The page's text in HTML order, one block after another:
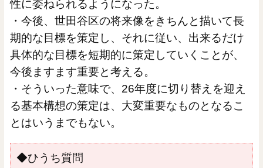
性に委ねられるようになった。
・今後、世田谷区の将来像をきちんと描いて長
期的な目標を策定し、それに従い、出来るだけ
具体的な目標を短期的に策定していくことが、
今後ますます重要と考える。
・そういった意味で、26年度に切り替えを迎え
る基本構想の策定は、大変重要なものとなるこ
とはいうまでもない。
◆ひうち質問